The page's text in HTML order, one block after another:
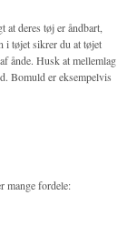
at deres tøj er åndbart,
i tøjet sikrer du at tøjet
ånde. Husk at mellemlag
Bomuld er eksempelvis
mange fordele: